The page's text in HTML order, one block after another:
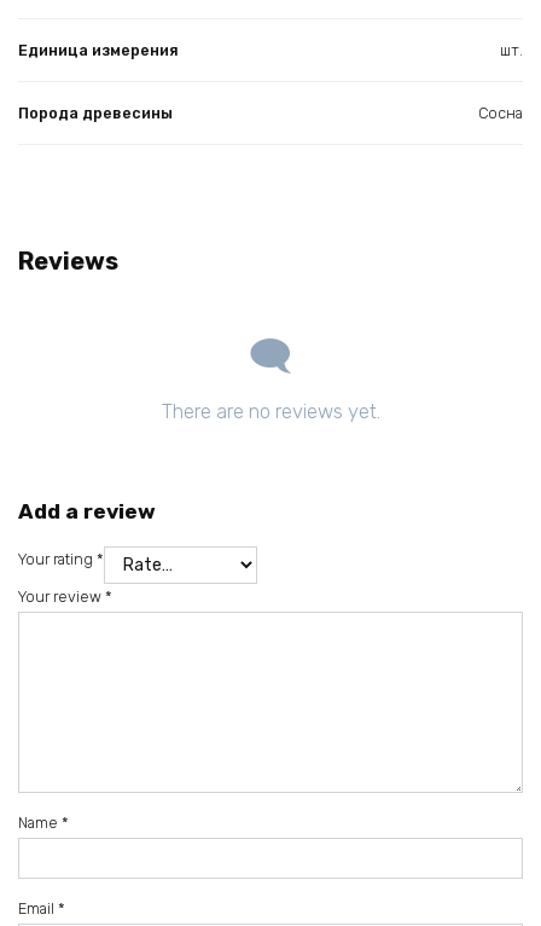
Единица измерения шт.
Порода древесины Сосна
Reviews
There are no reviews yet.
Add a review
Your rating *
Your review *
Name *
Email *